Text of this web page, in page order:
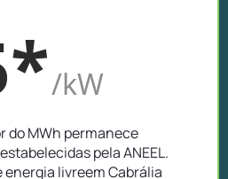
/kW
do MWh permanece
pela ANEEL.
livreem Cabrália